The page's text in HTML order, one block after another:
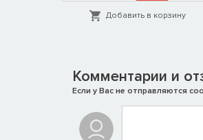
Добавить в корзину
Комментарии и
Если у Вас не отправляются